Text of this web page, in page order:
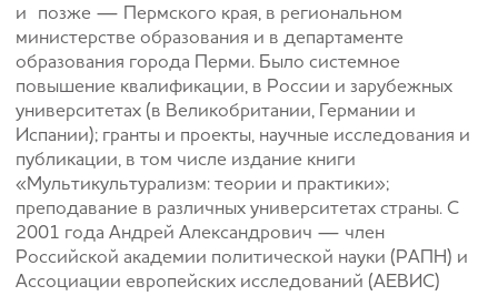
и позже — Пермского края, в региональном
министерстве образования и в департаменте
образования города Перми. Было системное
повышение квалификации, в России и зарубежных
университетах (в Великобритании, Германии и
Испании); гранты и проекты, научные исследования и
публикации, в том числе издание книги
«Мультикультурализм: теории и практики»;
преподавание в различных университетах страны. С
2001 года Андрей Александрович — член
Российской академии политической науки (РАПН) и
Ассоциации европейских исследований (АЕВИС)